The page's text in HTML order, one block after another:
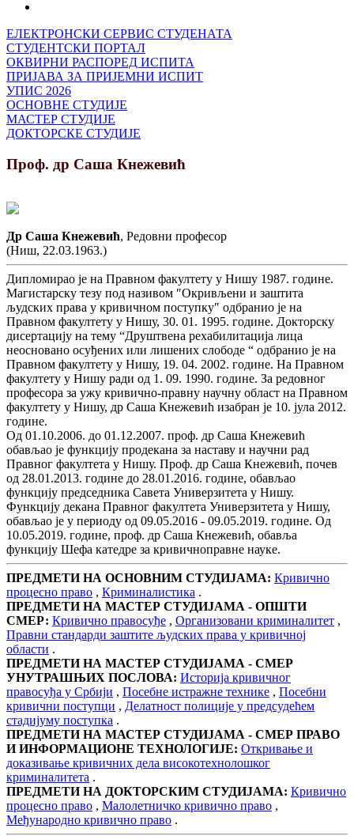
ЕЛЕКТРОНСКИ СЕРВИС СТУДЕНАТА
СТУДЕНТСКИ ПОРТАЛ
ОКВИРНИ РАСПОРЕД ИСПИТА
ПРИЈАВА ЗА ПРИЈЕМНИ ИСПИТ
УПИС 2026
ОСНОВНЕ СТУДИЈЕ
МАСТЕР СТУДИЈЕ
ДОКТОРСКЕ СТУДИЈЕ
Проф. др Саша Кнежевић
Др Саша Кнежевић, Редовни професор
(Ниш, 22.03.1963.)
Дипломирао је на Правном факултету у Нишу 1987. године.
Магистарску тезу под називом ″Окривљени и заштита
људских права у кривичном поступку″ одбранио је на
Правном факултету у Нишу, 30. 01. 1995. године. Докторску
дисертацију на тему “Друштвена рехабилитација лица
неосновано осуђених или лишених слободе “ одбранио је на
Правном факултету у Нишу, 19. 04. 2002. године. На Правном
факултету у Нишу ради од 1. 09. 1990. године. За редовног
професора за ужу кривично-правну научну област на Правном
факултету у Нишу, др Саша Кнежевић изабран је 10. јула 2012.
године.
Од 01.10.2006. до 01.12.2007. проф. др Саша Кнежевић
обављао је функцију продекана за наставу и научни рад
Правног факултета у Нишу. Проф. др Саша Кнежевић, почев
од 28.01.2013. године до 28.01.2016. године, обављао
функцију председника Савета Универзитета у Нишу.
Функцију декана Правног факултета Универзитета у Нишу,
обављао је у периоду од 09.05.2016 - 09.05.2019. године. Од
10.05.2019. године, проф. др Саша Кнежевић, обавља
функцију Шефа катедре за кривичноправне науке.
ПРЕДМЕТИ НА ОСНОВНИМ СТУДИЈАМА: Кривично
процесно право , Криминалистика .
ПРЕДМЕТИ НА МАСТЕР СТУДИЈАМА - ОПШТИ
СМЕР: Кривично правосуђе , Организовани криминалитет ,
Правни стандарди заштите људских права у кривичној
области .
ПРЕДМЕТИ НА МАСТЕР СТУДИЈАМА - СМЕР
УНУТРАШЊИХ ПОСЛОВА: Историја кривичног
правосуђа у Србији , Посебне истражне технике , Посебни
кривични поступци , Делатност полиције у предсудећем
стадијуму поступка .
ПРЕДМЕТИ НА МАСТЕР СТУДИЈАМА - СМЕР ПРАВО
И ИНФОРМАЦИОНЕ ТЕХНОЛОГИЈЕ: Откривање и
доказивање кривичних дела високотехнолошког
криминалитета .
ПРЕДМЕТИ НА ДОКТОРСКИМ СТУДИЈАМА: Кривично
процесно право , Малолетничко кривично право ,
Међународно кривично право .